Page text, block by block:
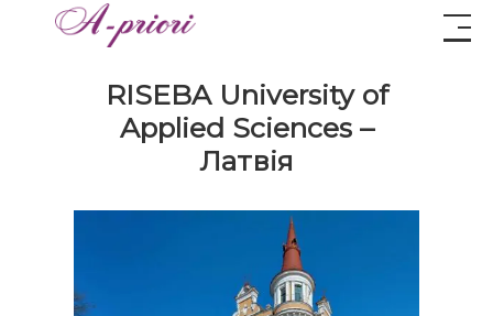
RISEBA University of
Applied Sciences –
Латвія